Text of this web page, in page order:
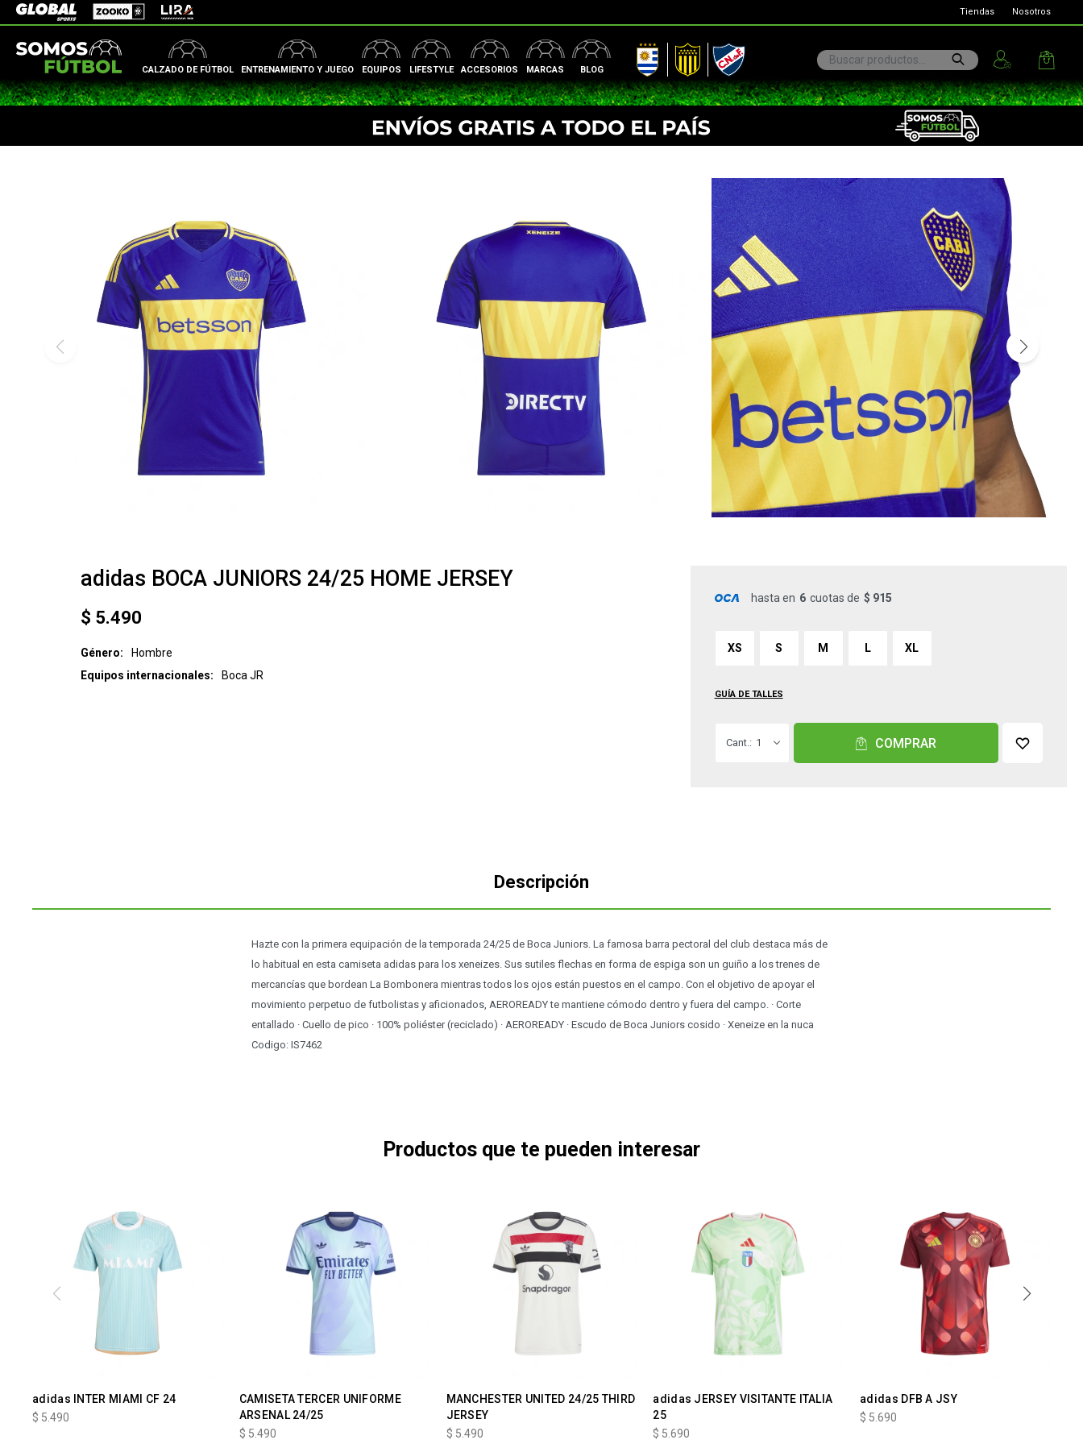
CALZADO DE FÚTBOL ENTRENAMIENTO Y JUEGO EQUIPOS LIFESTYLE ACCESORIOS MARCAS BLOG
AUF Peñarol Nacional
Global Sports Zooko Lira Tiendas Nosotros
adidas BOCA JUNIORS 24/25 HOME JERSEY
$ 5.490
Género
Hombre
Equipos internacionales
Boca JR
hasta en 6 cuotas de $ 915
XS S M L XL
GUÍA DE TALLES
1 COMPRAR
Descripción
Hazte con la primera equipación de la temporada 24/25 de Boca Juniors. La famosa barra pectoral del club destaca más de
lo habitual en esta camiseta adidas para los xeneizes. Sus sutiles flechas en forma de espiga son un guiño a los trenes de
mercancías que bordean La Bombonera mientras todos los ojos están puestos en el campo. Con el objetivo de apoyar el
movimiento perpetuo de futbolistas y aficionados, AEROREADY te mantiene cómodo dentro y fuera del campo. · Corte
entallado · Cuello de pico · 100% poliéster (reciclado) · AEROREADY · Escudo de Boca Juniors cosido · Xeneize en la nuca
Codigo: IS7462
Productos que te pueden interesar
adidas INTER MIAMI CF 24
$ 5.490
CAMISETA TERCER UNIFORME
ARSENAL 24/25
$ 5.490
MANCHESTER UNITED 24/25 THIRD
JERSEY
$ 5.490
adidas JERSEY VISITANTE ITALIA
25
$ 5.690
adidas DFB A JSY
$ 5.690